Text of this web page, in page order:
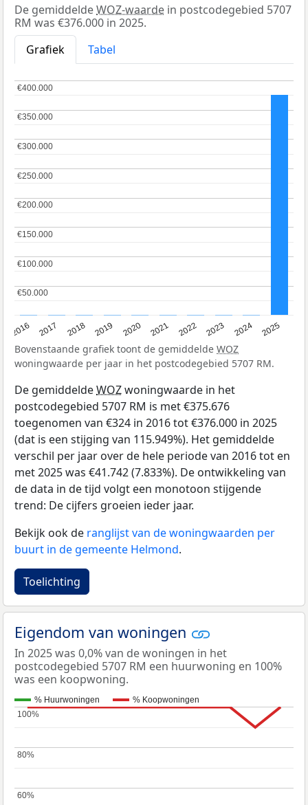
De gemiddeldeWOZ-waarde in postcodegebied 5707
RM was €376.000 in 2025.
Grafiek
Tabel
2016 2017 2018 2019 2020 2021 2022 2023 2024 2025
€50.000
€50.000
€100.000
€100.000
€150.000
€150.000
€200.000
€200.000
€250.000
€250.000
€300.000
€300.000
€350.000
€350.000
€400.000
€400.000
Bovenstaande grafiek toont de gemiddelde WOZ
woningwaarde per jaar in het postcodegebied 5707 RM.
De gemiddeldeWOZwoningwaarde in het
postcodegebied 5707 RM is met €375.676
toegenomen van €324 in 2016 tot €376.000 in 2025
(dat is een stijging van 115.949%). Het gemiddelde
verschil per jaar over de hele periode van 2016 tot en
met 2025 was €41.742 (7.833%). De ontwikkeling van
de data in de tijd volgt een monotoon stijgende
trend: De cijfers groeien ieder jaar.
Bekijk ook de ranglijst van de woningwaarden per
buurt in de gemeente Helmond.
Toelichting
Eigendom van woningen
In 2025 was 0,0% van de woningen in het
postcodegebied 5707 RM een huurwoning en 100%
was een koopwoning.
% Huurwoningen % Koopwoningen
60%
60%
80%
80%
100%
100%